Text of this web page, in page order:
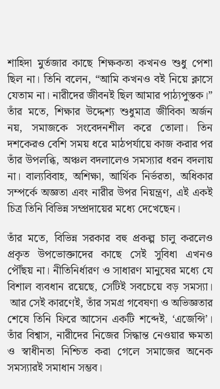
শাহিদা মুর্তজার কাছে শিক্ষকতা কখনও শুধু পেশা
ছিল না। তিনি বলেন, “আমি কখনও বই নিয়ে ক্লাসে
যেতাম না। নারীদের জীবনই ছিল আমার পাঠ্যপুস্তক।”
তাঁর মতে, শিক্ষার উদ্দেশ্য শুধুমাত্র জীবিকা অর্জন
নয়, সমাজকে সংবেদনশীল করে তোলা।তিন
দশকেরও বেশি সময় ধরে মাঠপর্যায়ে কাজ করার পর
তাঁর উপলব্ধি, অঞ্চল বদলালেও সমস্যার ধরন বদলায়
না। বাল্যবিবাহ, অশিক্ষা, আর্থিক নির্ভরতা, অধিকার
সম্পর্কে অজ্ঞতা এবং নারীর উপর নিয়ন্ত্রণ, এই একই
চিত্র তিনি বিভিন্ন সম্প্রদায়ের মধ্যে দেখেছেন।
তাঁর মতে, বিভিন্ন সরকার বহু প্রকল্প চালু করলেও
প্রকৃত উপভোক্তাদের কাছে সেই সুবিধা এখনও
পৌঁছয় না। নীতিনির্ধারণ ও সাধারণ মানুষের মধ্যে যে
বিশাল ব্যবধান রয়েছে, সেটিই সবচেয়ে বড় সমস্যা।
আর সেই কারণেই, তাঁর সমগ্র গবেষণা ও অভিজ্ঞতার
শেষে তিনি ফিরে আসেন একটি শব্দেই, ‘এজেন্সি’।
তাঁর বিশ্বাস, নারীদের নিজের সিদ্ধান্ত নেওয়ার ক্ষমতা
ও স্বাধীনতা নিশ্চিত করা গেলে সমাজের অনেক
সমস্যারই সমাধান সম্ভব।